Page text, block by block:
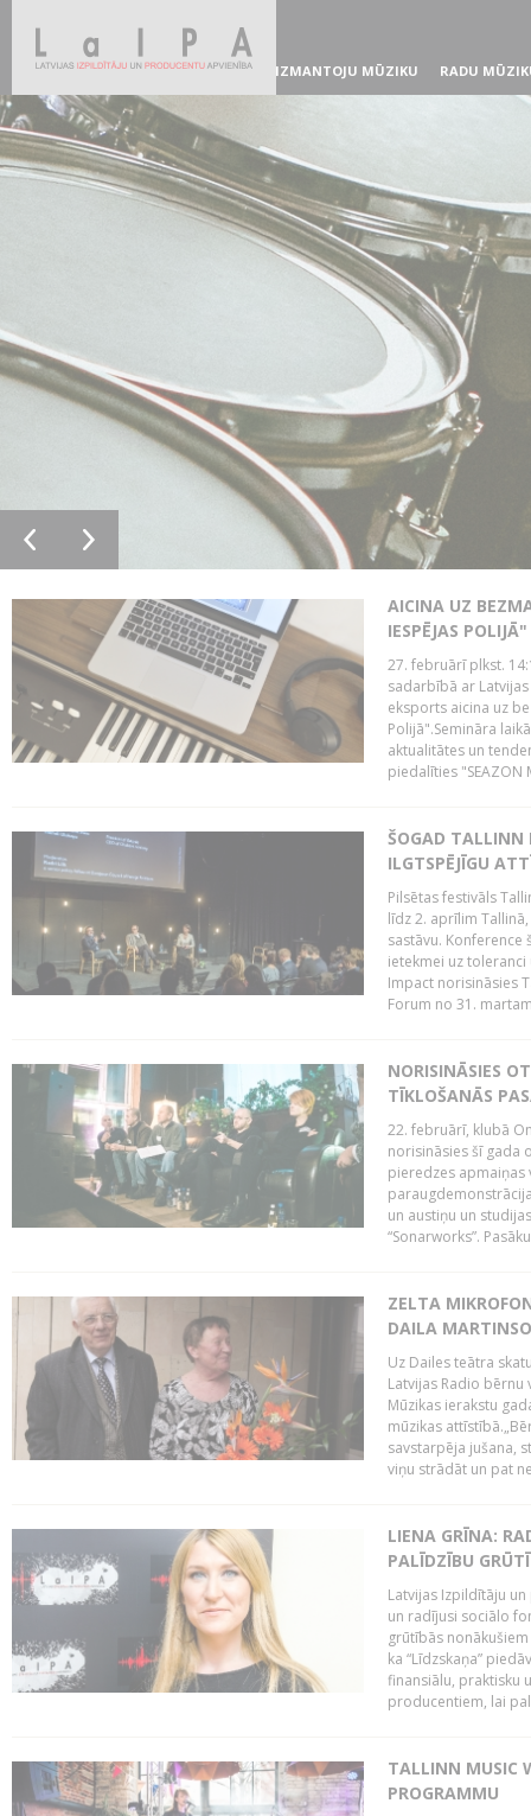
IZMANTOJU MŪZIKU RADU
AICINA UZ
IESPĒJAS POLIJĀ"
27. februārī plkst.
sadarbībā ar
eksports aicina uz
Polijā".Semināra
aktualitātes un
piedalīties "SEAZON
ŠOGAD TALLINN
ILGTSPĒJĪGU
Pilsētas festivāls
līdz 2. aprīlim
sastāvu.
ietekmei uz
Impact norisināsies
Forum no 31.
NORISINĀSIES
TĪKLOŠANĀS
22. februārī, klubā
norisināsies šī gada
pieredzes apmaiņas
un austiņu un
“Sonarworks”.
ZELTA
DAILA
Uz Dailes teātra
Latvijas Radio
Mūzikas ierakstu
mūzikas
savstarpēja jušana,
viņu strādāt un pat
LIENA GRĪNA:
PALĪDZĪBU
Latvijas Izpildītāju
un radījusi sociālo
grūtībās
ka “Līdzskaņa”
finansiālu, praktisku
producentiem, lai
TALLINN MUSIC
PROGRAMMU